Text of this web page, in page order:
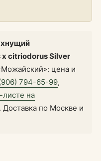
citriodorus Silver
цена и
794-65-99,
листе на
. Доставка по Москве и